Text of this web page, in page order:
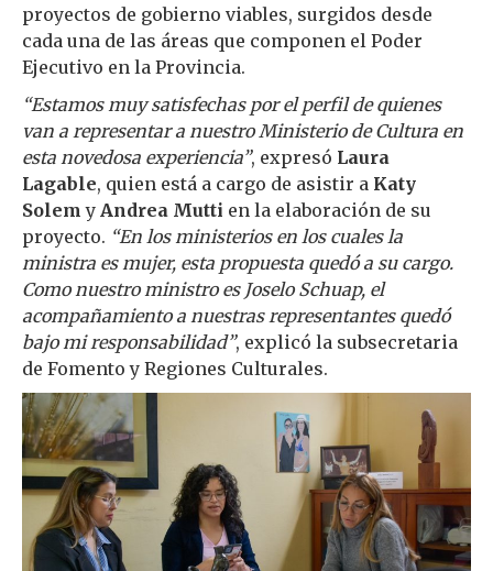
proyectos de gobierno viables, surgidos desde
cada una de las áreas que componen el Poder
Ejecutivo en la Provincia.
“Estamos muy satisfechas por el perfil de quienes
van a representar a nuestro Ministerio de Cultura en
esta novedosa experiencia”, expresó Laura
Lagable, quien está a cargo de asistir a Katy
Solem y Andrea Mutti en la elaboración de su
proyecto. “En los ministerios en los cuales la
ministra es mujer, esta propuesta quedó a su cargo.
Como nuestro ministro es Joselo Schuap, el
acompañamiento a nuestras representantes quedó
bajo mi responsabilidad”, explicó la subsecretaria
de Fomento y Regiones Culturales.